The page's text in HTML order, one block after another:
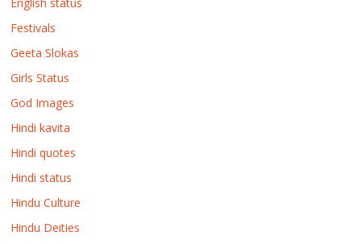
Festivals
Geeta Slokas
Girls Status
God Images
Hindi kavita
Hindi quotes
Hindi status
Hindu Culture
Hindu Deities